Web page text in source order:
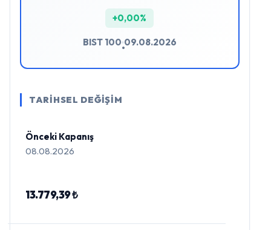
+0,00%
BIST 100
•
09.08.2026
TARİHSEL DEĞİŞİM
Önceki Kapanış
08.08.2026
13.779,39 ₺